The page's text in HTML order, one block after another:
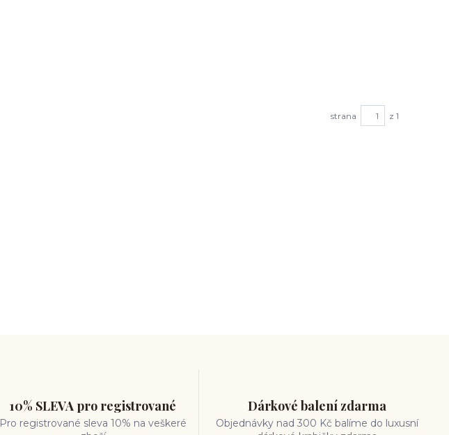
strana z 1
10% SLEVA pro registrované
Pro registrované sleva 10% na veškeré
Dárkové balení zdarma
Objednávky nad 300 Kč balíme do luxusní